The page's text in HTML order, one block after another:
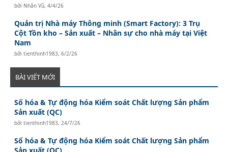
bởi Nhân Vũ,4/4/26
Quản trị Nhà máy Thông minh (Smart Factory): 3 Trụ
Cột Tồn kho – Sản xuất – Nhân sự cho nhà máy tại Việt
Nam
bởitienthinh1983,6/2/26
BÀI VIẾT MỚI
Số hóa & Tự động hóa Kiểm soát Chất lượng Sản phẩm
Sản xuất (QC)
bởitienthinh1983, 24/7/26
Số hóa & Tự động hóa Kiểm soát Chất lượng Sản phẩm
Sản xuất (QC)